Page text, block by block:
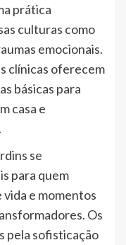
prática
culturas como
emocionais.
clínicas oferecem
básicas para
casa e
se
para quem
e momentos
Os
pela sofisticação